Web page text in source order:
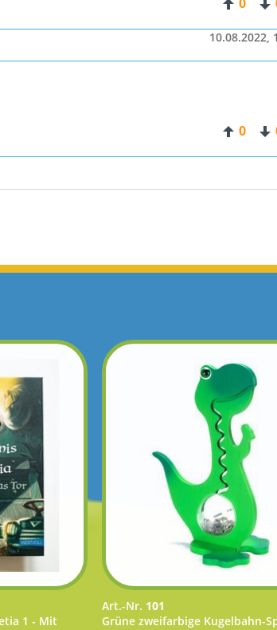
10.08.2022,
0
1 - Mit
Art.-Nr. 101
Grüne zweifarbige Kugelbahn-